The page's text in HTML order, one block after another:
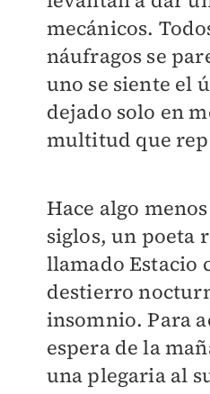
mecánicos.
náufragos se
uno se siente el
dejado solo en
multitud que
Hace algo
siglos, un poeta
llamado Estacio
destierro
insomnio. Para
espera de la
una plegaria al